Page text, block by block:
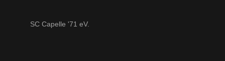
SC Capelle '71 eV.